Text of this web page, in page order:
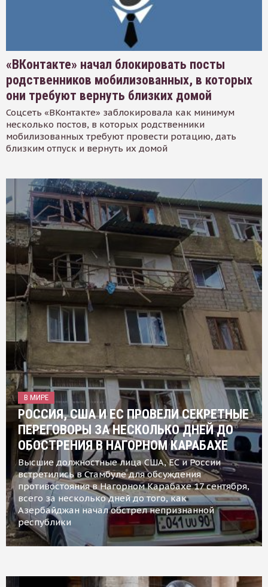
«ВКонтакте» начал блокировать посты
родственников мобилизованных, в которых
они требуют вернуть близких домой
Соцсеть «ВКонтакте» заблокировала как минимум
несколько постов, в которых родственники
мобилизованных требуют провести ротацию, дать
близким отпуск и вернуть их домой
В МИРЕ
РОССИЯ, США И ЕС ПРОВЕЛИ СЕКРЕТНЫЕ
ПЕРЕГОВОРЫ ЗА НЕСКОЛЬКО ДНЕЙ ДО
ОБОСТРЕНИЯ В НАГОРНОМ КАРАБАХЕ
Высшие должностные лица США, ЕС и России
встретились в Стамбуле для обсуждения
противостояния в Нагорном Карабахе 17 сентября,
всего за несколько дней до того, как
Азербайджан начал обстрел непризнанной
республики